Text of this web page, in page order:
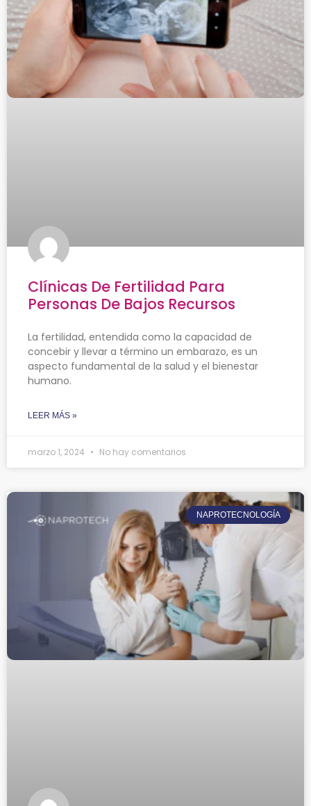
Clínicas De Fertilidad Para
Personas De Bajos Recursos
La fertilidad, entendida como la capacidad de
concebir y llevar a término un embarazo, es un
aspecto fundamental de la salud y el bienestar
humano.
LEER MÁS »
marzo 1, 2024 No hay comentarios
NAPROTECNOLOGÍA